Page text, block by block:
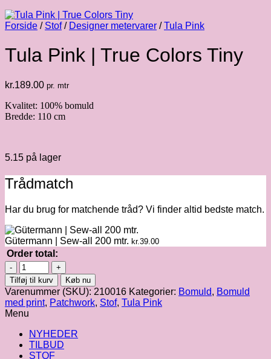
Forside / Stof / Designer metervarer / Tula Pink
Tula Pink | True Colors Tiny
kr.189.00 pr. mtr
Kvalitet: 100% bomuld
Bredde: 110 cm
5.15 på lager
Trådmatch
Har du brug for matchende tråd? Vi finder altid bedste match.
Gütermann | Sew-all 200 mtr. kr.39.00
Order total:
Tula
Pink
|
True
Colors
Tiny
antal
Tilføj til kurv Køb nu
Varenummer (SKU): 210016 Kategorier: Bomuld, Bomuld
med print, Patchwork, Stof, Tula Pink
Menu
NYHEDER
TILBUD
STOF